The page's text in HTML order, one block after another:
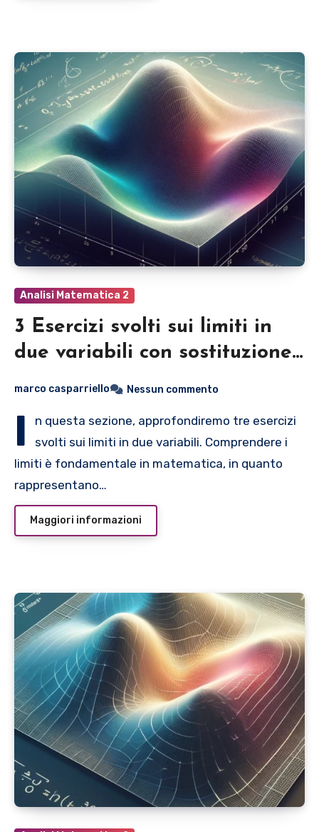
Analisi Matematica 2
3 Esercizi svolti sui limiti in
due variabili con sostituzione
marco casparriello Nessun commento
I
n questa sezione, approfondiremo tre esercizi
svolti sui limiti in due variabili. Comprendere i
limiti è fondamentale in matematica, in quanto
rappresentano…
Maggiori informazioni